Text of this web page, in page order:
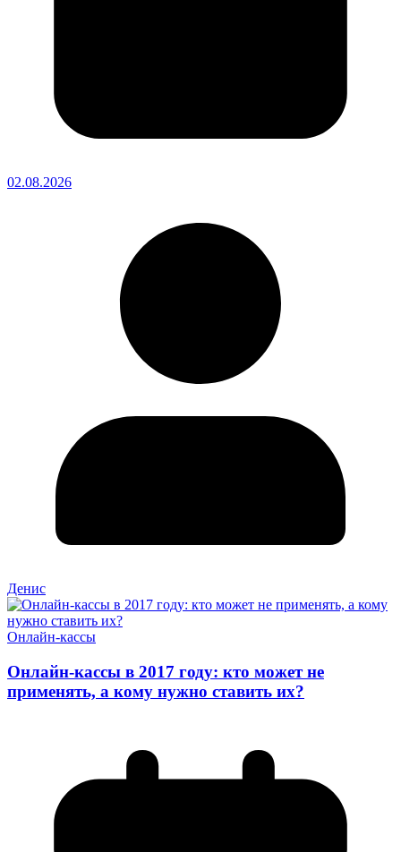
02.08.2026
Денис
Онлайн-кассы
Онлайн-кассы в 2017 году: кто может не
применять, а кому нужно ставить их?